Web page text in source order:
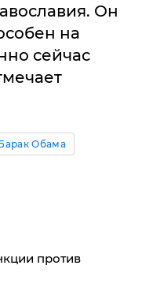
Он
на
сейчас
Обама
против